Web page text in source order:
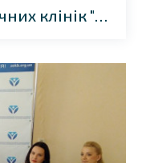
Мережа стоматологічних клінік "Люмі-Дент"